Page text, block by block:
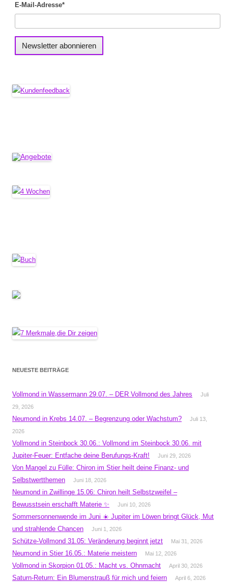
E-Mail-Adresse*
NEUESTE BEITRÄGE
Vollmond in Wassermann 29.07. – DER Vollmond des Jahres
Juli
29, 2026
Neumond in Krebs 14.07. – Begrenzung oder Wachstum?
Juli 13,
2026
Vollmond in Steinbock 30.06.: Vollmond im Steinbock 30.06. mit
Jupiter-Feuer: Entfache deine Berufungs-Kraft!
Juni 29, 2026
Von Mangel zu Fülle: Chiron im Stier heilt deine Finanz- und
Selbstwertthemen
Juni 18, 2026
Neumond in Zwillinge 15.06: Chiron heilt Selbstzweifel –
Bewusstsein erschafft Materie ✨
Juni 10, 2026
Sommersonnenwende im Juni ☀️ Jupiter im Löwen bringt Glück, Mut
und strahlende Chancen
Juni 1, 2026
Schütze-Vollmond 31.05: Veränderung beginnt jetzt Mai 31, 2026
Neumond in Stier 16.05.: Materie meistern Mai 12, 2026
Vollmond in Skorpion 01.05.: Macht vs. Ohnmacht April 30, 2026
Saturn-Return: Ein Blumenstrauß für mich und feiern April 6, 2026